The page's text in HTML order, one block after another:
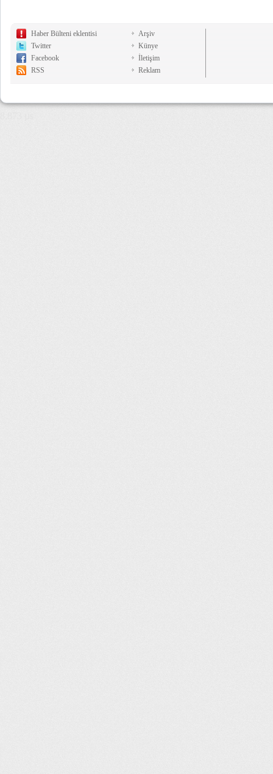
Haber Bülteni eklentisi
Twitter
Facebook
RSS
Arşiv
Künye
İletişim
Reklam